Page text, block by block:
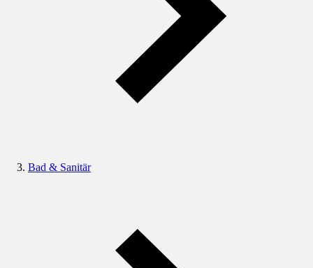
Bad & Sanitär